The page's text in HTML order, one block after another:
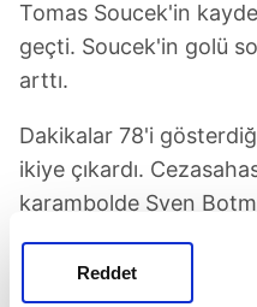
Reddet
Tomas Soucek'in
geçti. Soucek'in golü
arttı.
Dakikalar 78'i
ikiye çıkardı.
karambolde Sven
gönderdi ve skor 3-1
fişini çekerken